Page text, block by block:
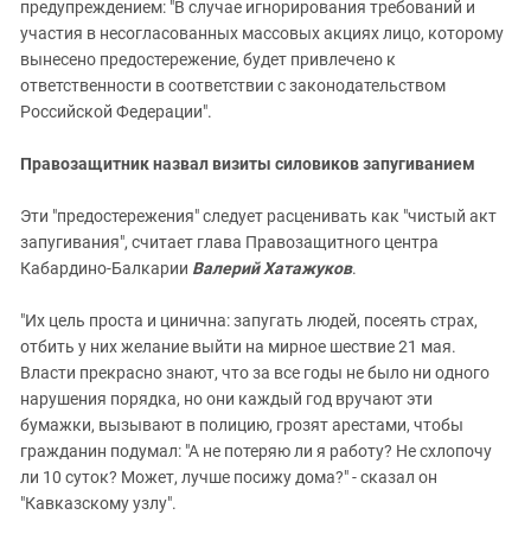
предупреждением: "В случае игнорирования требований и
участия в несогласованных массовых акциях лицо, которому
вынесено предостережение, будет привлечено к
ответственности в соответствии с законодательством
Российской Федерации".
Правозащитник назвал визиты силовиков запугиванием
Эти "предостережения" следует расценивать как "чистый акт
запугивания", считает глава Правозащитного центра
Кабардино-Балкарии Валерий Хатажуков.
"Их цель проста и цинична: запугать людей, посеять страх,
отбить у них желание выйти на мирное шествие 21 мая.
Власти прекрасно знают, что за все годы не было ни одного
нарушения порядка, но они каждый год вручают эти
бумажки, вызывают в полицию, грозят арестами, чтобы
гражданин подумал: "А не потеряю ли я работу? Не схлопочу
ли 10 суток? Может, лучше посижу дома?" - сказал он
"Кавказскому узлу".